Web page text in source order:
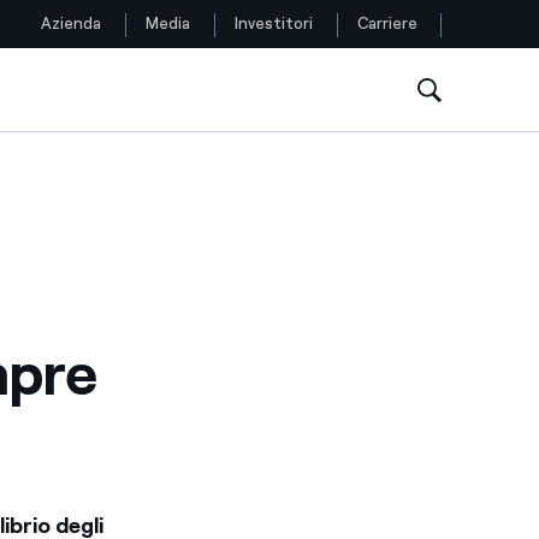
Seguici
Azienda Media Investitori Carriere
degli